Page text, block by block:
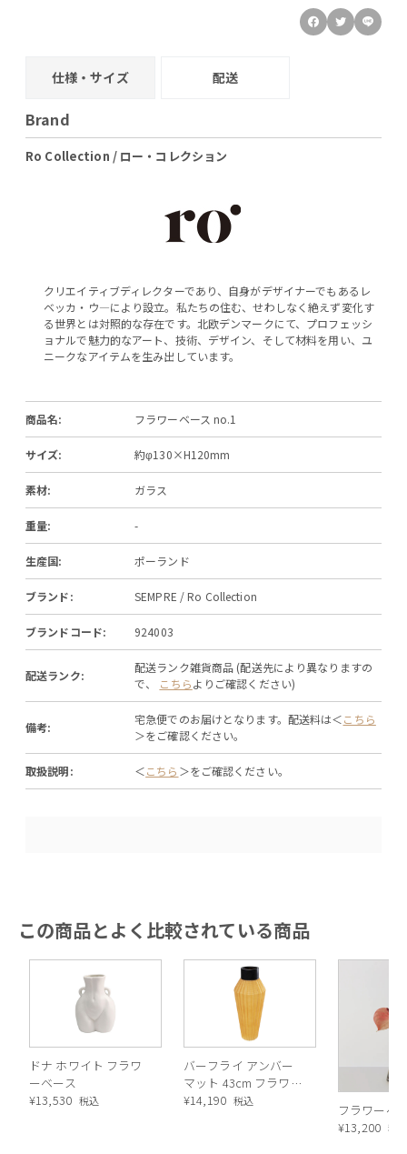
仕様・サイズ 配送
Brand
Ro Collection / ロー・コレクション
クリエイティブディレクターであり、自身がデザイナーでもあるレ
ベッカ・ウ―により設立。私たちの住む、せわしなく絶えず変化す
る世界とは対照的な存在です。北欧デンマークにて、プロフェッシ
ョナルで魅力的なアート、技術、デザイン、そして材料を用い、ユ
ニークなアイテムを生み出しています。
商品名: フラワーベース no.1
サイズ: 約φ130×H120mm
素材: ガラス
重量: -
生産国: ポーランド
ブランド: SEMPRE / Ro Collection
ブランドコード: 924003
配送ランク:
配送ランク雑貨商品 (配送先により異なりますの
で、 こちらよりご確認ください)
備考:
宅急便でのお届けとなります。配送料は＜こちら
＞をご確認ください。
取扱説明: ＜こちら ＞をご確認ください。
この商品とよく比較されている商品
ドナ ホワイト フラワ
ーベース
¥13,530 税込
バーフライ アンバー
マット 43cm フラワー
ベース
¥14,190 税込
フラワーベ
¥13,200 税